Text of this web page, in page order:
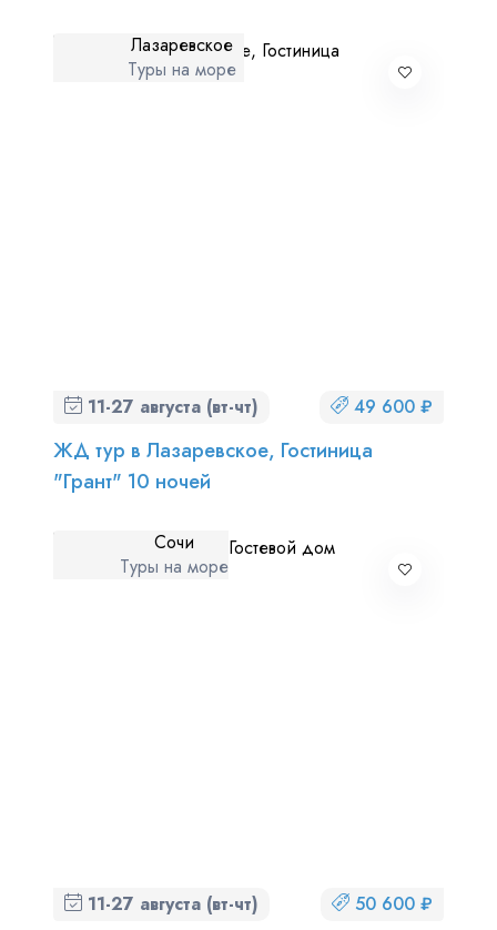
Лазаревское
Туры на море
11-27 августа (вт-чт) 49 600 ₽
ЖД тур в Лазаревское, Гостиница
"Грант" 10 ночей
Сочи
Туры на море
11-27 августа (вт-чт) 50 600 ₽